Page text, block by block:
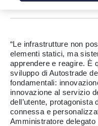
“Le infrastrutture non
elementi statici, ma
apprendere e reagire. È
sviluppo di Autostrade
fondamentali:
innovazione al servizio
dell’utente, protagonista
connessa e
Amministratore